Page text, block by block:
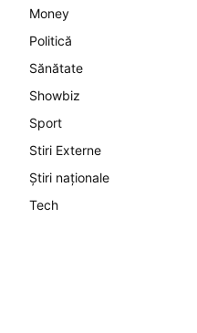
Money
Politică
Sănătate
Showbiz
Sport
Stiri Externe
Știri naționale
Tech